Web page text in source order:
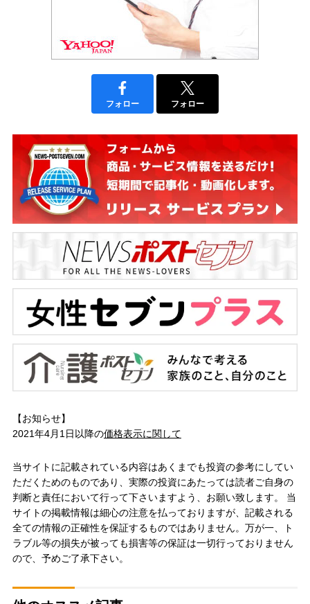
フォロー フォロー
【お知らせ】
2021年4月1日以降の価格表示に関して
当サイトに記載されている内容はあくまでも投資の参考にしてい
ただくためのものであり、実際の投資にあたっては読者ご自身の
判断と責任において行って下さいますよう、お願い致します。 当
サイトの掲載情報は細心の注意を払っておりますが、記載される
全ての情報の正確性を保証するものではありません。万が一、ト
ラブル等の損失が被っても損害等の保証は一切行っておりません
ので、予めご了承下さい。